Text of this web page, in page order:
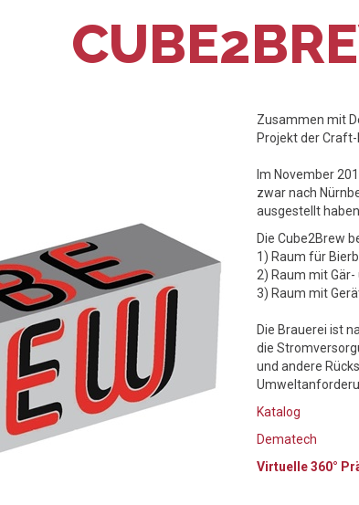
Zusammen mit
Projekt der
Im November
zwar nach
ausgestellt
Die Cube2Brew
1) Raum für
2) Raum mit
3) Raum mit
Die Brauerei ist
die
und andere
Katalog
Dematech
Virtuelle 360°